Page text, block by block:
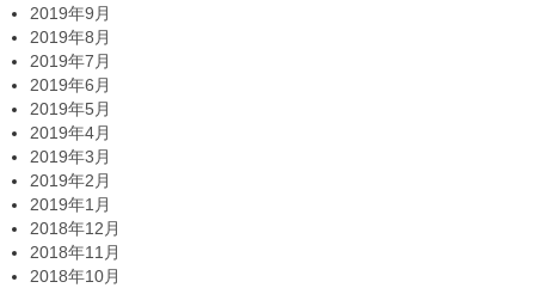
2019年9月
2019年8月
2019年7月
2019年6月
2019年5月
2019年4月
2019年3月
2019年2月
2019年1月
2018年12月
2018年11月
2018年10月